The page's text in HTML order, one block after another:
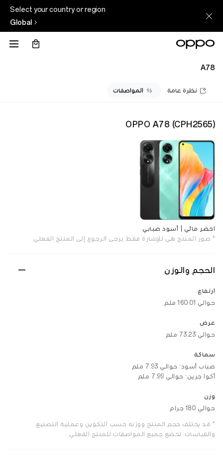
Select your country or region
Global
A78
نظرة عامة المواصفات
OPPO A78 (CPH2565)
اخضر مائي | أسود ضبابي
* صور المنتج هي للإشارة فقط. يرجى الرجوع إلى المنتج الفعلي.
الحجم والوزن
ارتفاع
حوالي 160.01 ملم
عرض
حوالي 73.23 ملم
سماكة
ضباب أسود: حوالي 7.93 ملم
أكوا جرين: حوالي 7.99 ملم
وزن
حوالي 180 جرام
* قد يختلف حجم المنتج ووزنه حسب التكوين وعملية التصنيع
والقياسات. تخضع جميع المواصفات للمنتج الفعلي.